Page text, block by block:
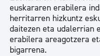
euskararen erabilera
herritarren hizkuntz
daitezen eta udalerrian
erabilera areagotzera
bigarrena.